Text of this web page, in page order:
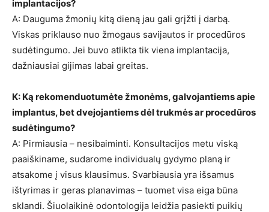
implantacijos?
A: Dauguma žmonių kitą dieną jau gali grįžti į darbą.
Viskas priklauso nuo žmogaus savijautos ir procedūros
sudėtingumo. Jei buvo atlikta tik viena implantacija,
dažniausiai gijimas labai greitas.
K: Ką rekomenduotumėte žmonėms, galvojantiems apie
implantus, bet dvejojantiems dėl trukmės ar procedūros
sudėtingumo?
A: Pirmiausia – nesibaiminti. Konsultacijos metu viską
paaiškiname, sudarome individualų gydymo planą ir
atsakome į visus klausimus. Svarbiausia yra išsamus
ištyrimas ir geras planavimas – tuomet visa eiga būna
sklandi. Šiuolaikinė odontologija leidžia pasiekti puikių